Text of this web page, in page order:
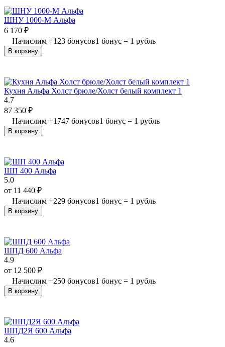
ШНУ 1000-М Альфа
6 170 ₽
Начислим +123 бонусов1 бонус = 1 рубль
В корзину
Кухня Альфа Холст брюле/Холст белый комплект 1
4.7
87 350 ₽
Начислим +1747 бонусов1 бонус = 1 рубль
В корзину
ШП 400 Альфа
5.0
от 11 440 ₽
Начислим +229 бонусов1 бонус = 1 рубль
В корзину
ШПД 600 Альфа
4.9
от 12 500 ₽
Начислим +250 бонусов1 бонус = 1 рубль
В корзину
ШПД2Я 600 Альфа
4.6